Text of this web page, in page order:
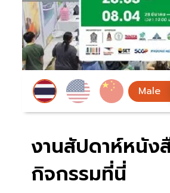
งานสัปดาห์หนัง
กิจกรรมที่นี่